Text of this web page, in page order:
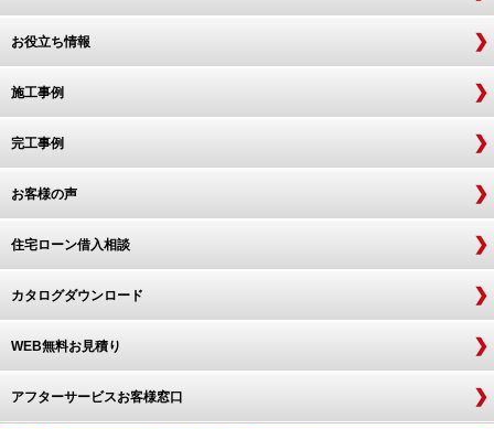
お役立ち情報
施工事例
完工事例
お客様の声
住宅ローン借入相談
カタログダウンロード
WEB無料お見積り
アフターサービスお客様窓口